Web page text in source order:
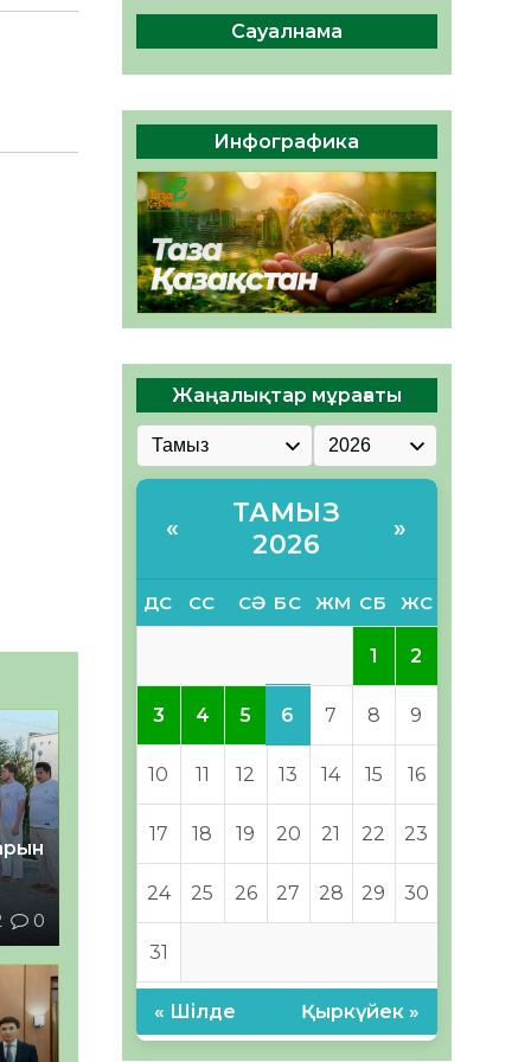
0
04.08.2026 48 0
Құрылтай: Қызылордада
1344 комиссия мүшесінің
04.08.2026
39 0
ҚҰРЫЛТАЙ САЙЛАУЫ – ЕЛ
БІРЛІГІ МЕН АЗАМАТТЫҚ
ЖАУАПКЕРШІЛІКТІҢ
КӨРІНІСІ
04.08.2026 52 0
Сауалнама
Инфографика
Жаңалықтар мұрағаты
«
ТАМЫЗ
2026
»
ДС СС СӘ БС ЖМ СБ ЖС
1 2
3 4 5 6 7 8 9
10 11 12 13 14 15 16
17 18 19 20 21 22 23
24 25 26 27 28 29 30
31
« Шілде Қыркүйек »